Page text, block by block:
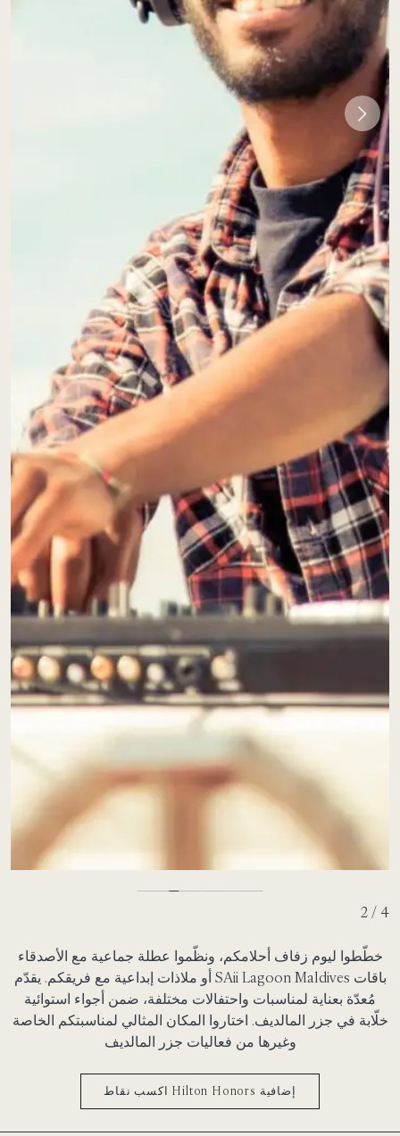
2 / 4
خطّطوا ليوم زفاف أحلامكم، ونظّموا عطلة جماعية مع الأصدقاء
أو ملاذات إبداعية مع فريقكم. يقدّم SAii Lagoon Maldives باقات
مُعدّة بعناية لمناسبات واحتفالات مختلفة، ضمن أجواء استوائية
خلّابة في جزر المالديف. اختاروا المكان المثالي لمناسبتكم الخاصة
وغيرها من فعاليات جزر المالديف
اكسب نقاط Hilton Honors إضافية